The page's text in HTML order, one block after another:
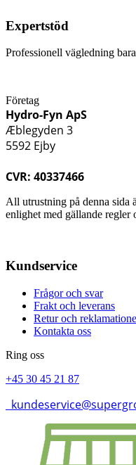
Expertstöd
Professionell vägledning
Företag
Hydro-Fyn ApS
Æblegyden 3
5592 Ejby
CVR: 40337466
All utrustning på denna sida
enlighet med gällande regler
Kundservice
Frågor och svar
Frakt och leverans
Retur och
Kontakta oss
Ring oss
+45 30 45 21 87